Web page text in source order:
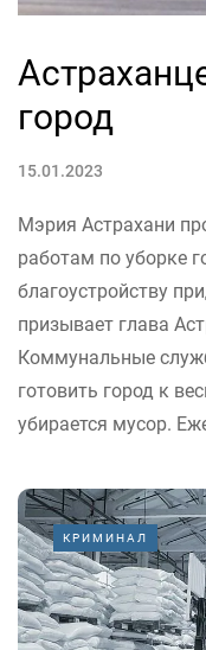
город
15.01.2023
Мэрия Астрахани
работам по уборке
благоустройству
призывает глава
Коммунальные
готовить город к
убирается мусор.
КРИМИНАЛ